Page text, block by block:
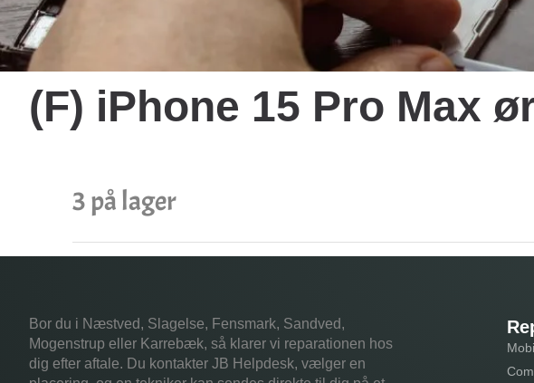
(F) iPhone 15 Pro Max
3 på lager
Bor du i Næstved, Slagelse, Fensmark, Sandved,
Mogenstrup eller Karrebæk, så klarer vi reparationen hos
dig efter aftale. Du kontakter JB Helpdesk, vælger en